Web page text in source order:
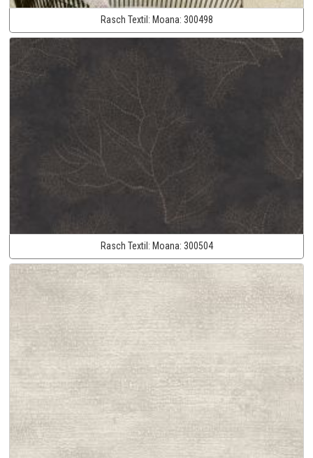
Rasch Textil: Moana: 300498
Rasch Textil: Moana: 300504